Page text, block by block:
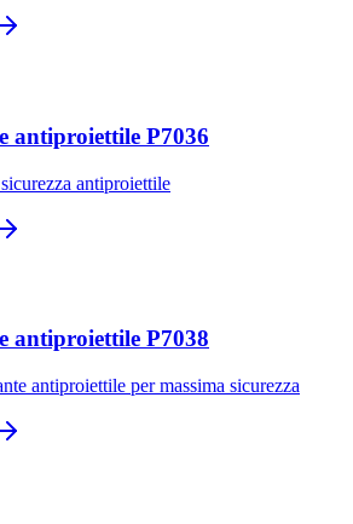
antiproiettile P7036
antiproiettile
antiproiettile P7038
antiproiettile per massima sicurezza